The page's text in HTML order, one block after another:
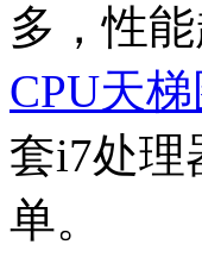
多，性
CPU天梯
套i7处理
单。